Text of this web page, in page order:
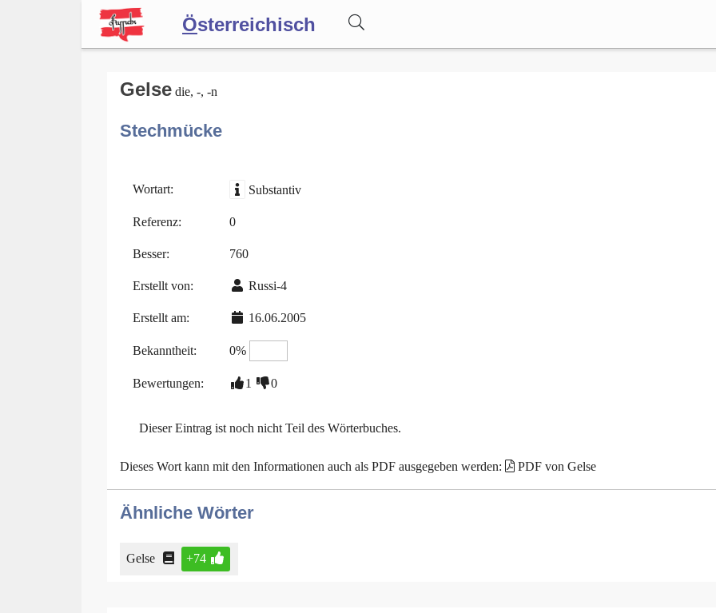
Österreichisch
Forum
Blog
Gelse die, -, -n
Stechmücke
Wortart: Substantiv
Referenz: 0
Besser: 760
Erstellt von: Russi-4
Erstellt am: 16.06.2005
Bekanntheit: 0%
Bewertungen: 1 0
Dieser Eintrag ist noch nicht Teil des Wörterbuches.
Dieses Wort kann mit den Informationen auch als PDF ausgegeben werden: PDF von Gelse
Ähnliche Wörter
Gelse +74